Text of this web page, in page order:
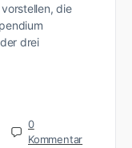
die
drei
0
Kommentar